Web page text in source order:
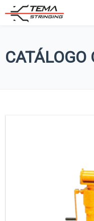
CATÁLOGO